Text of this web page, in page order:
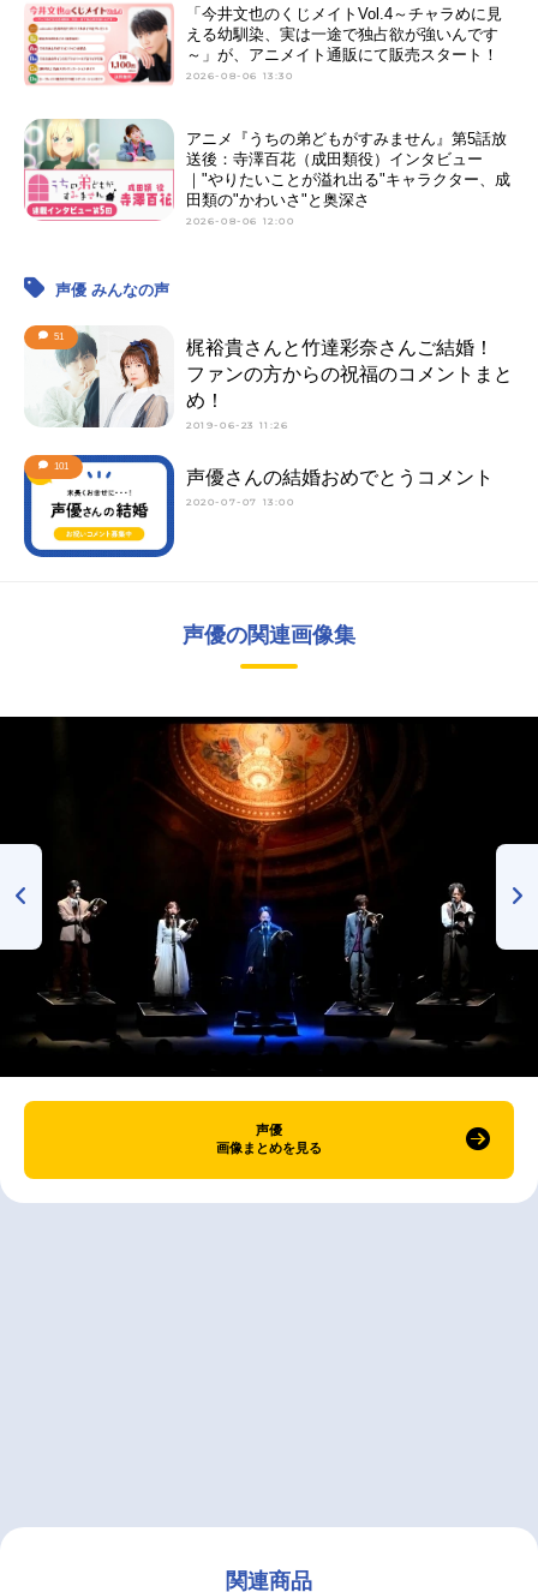
「今井文也のくじメイトVol.4～チャラめに見
える幼馴染、実は一途で独占欲が強いんです
～」が、アニメイト通販にて販売スタート！
2026-08-06 13:30
アニメ『うちの弟どもがすみません』第5話放
送後：寺澤百花（成田類役）インタビュー
｜"やりたいことが溢れ出る"キャラクター、成
田類の"かわいさ"と奥深さ
2026-08-06 12:00
声優 みんなの声
51
梶裕貴さんと竹達彩奈さんご結婚！
ファンの方からの祝福のコメントまと
め！
2019-06-23 11:26
101
声優さんの結婚おめでとうコメント
2020-07-07 13:00
声優の関連画像集
声優
画像まとめを見る
関連商品